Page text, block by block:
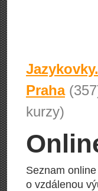
Praha
kurzy)
Seznam
o vzdálenou